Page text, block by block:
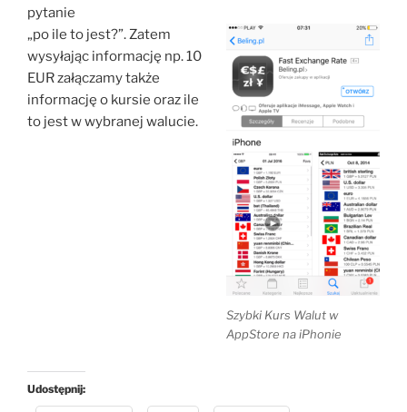
Szybki Kurs Walut w
AppStore na iPhonie
pytanie
„po ile to jest?”. Zatem
wysyłając informację np. 10
EUR załączamy także
informację o kursie oraz ile
to jest w wybranej walucie.
Udostępnij: